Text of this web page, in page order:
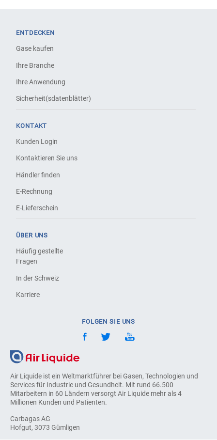
Air Liquide ist ein Weltmarktführer bei Gasen, Technologien und
Services für Industrie und Gesundheit. Mit rund 66.500
Mitarbeitern in 60 Ländern versorgt Air Liquide mehr als 4
Millionen Kunden und Patienten.
Carbagas AG
Hofgut, 3073 Gümligen
ENTDECKEN
Gase kaufen
Ihre Branche
Ihre Anwendung
Sicherheit(sdatenblätter)
KONTAKT
Kunden Login
Kontaktieren Sie uns
Händler finden
E-Rechnung
E-Lieferschein
ÜBER UNS
Häufig gestellte
Fragen
In der Schweiz
Karriere
FOLGEN SIE UNS